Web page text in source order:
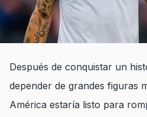
Después de conquistar un
depender de grandes figuras
América estaría listo para